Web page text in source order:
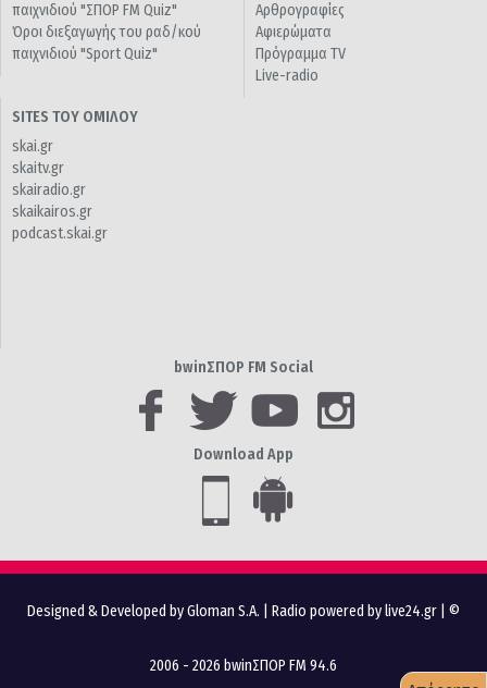
παιχνιδιού "ΣΠΟΡ FM Quiz"
Όροι διεξαγωγής του ραδ/κού
παιχνιδιού "Sport Quiz"
Αρθρογραφίες
Αφιερώματα
Πρόγραμμα TV
Live-radio
SITES ΤΟΥ ΟΜΙΛΟΥ
skai.gr
skaitv.gr
skairadio.gr
skaikairos.gr
podcast.skai.gr
bwinΣΠΟΡ FM Social
Download App
Designed & Developed by Gloman S.A. Radio powered by live24.gr | ©
2006 - 2026 bwinΣΠΟΡ FM 94.6